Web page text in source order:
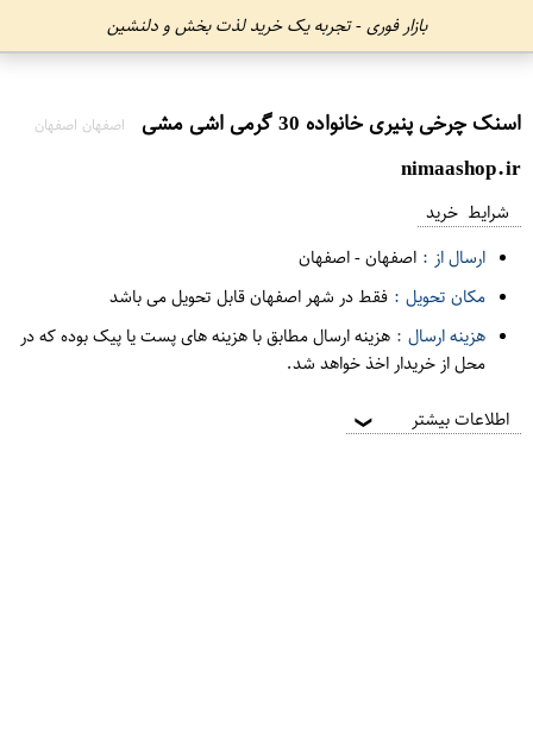
بازار فوری - تجربه یک خرید لذت بخش و دلنشین
اسنک چرخی پنیری خانواده 30 گرمی اشی مشی اصفهان اصفهان
nimaashop.ir
شرایط خرید
ارسال از : اصفهان-اصفهان
مکان تحویل : فقط در شهر اصفهان قابل تحویل می باشد
هزینه ارسال : هزینه ارسال مطابق با هزینه های پست یا پیک بوده که در
محل از خریدار اخذ خواهد شد.
اطلاعات بیشتر ❯